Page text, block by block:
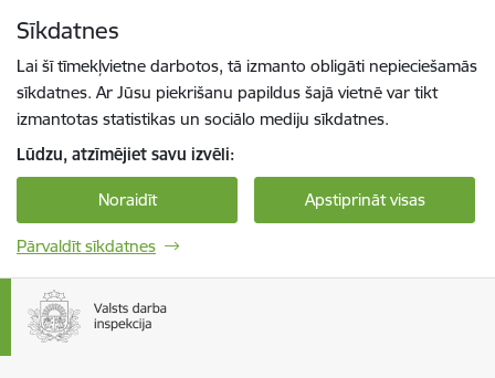
Sīkdatnes
Lai šī tīmekļvietne darbotos, tā izmanto obligāti nepieciešamās
sīkdatnes. Ar Jūsu piekrišanu papildus šajā vietnē var tikt
izmantotas statistikas un sociālo mediju sīkdatnes.
Lūdzu, atzīmējiet savu izvēli:
Noraidīt Apstiprināt visas
Pārvaldīt sīkdatnes